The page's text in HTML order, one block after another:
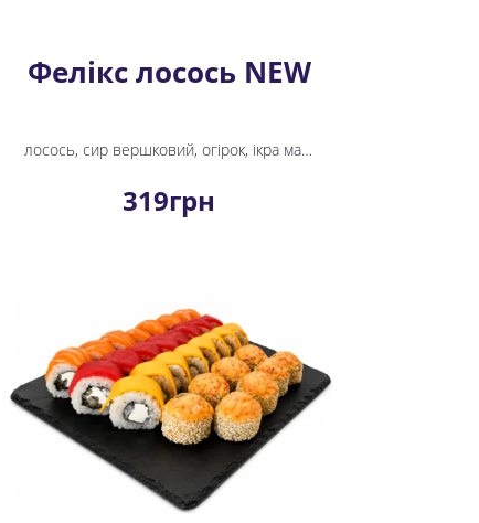
Фелікс лосось NEW
лосось, сир вершковий, огірок, ікра масаго, спайсі соус, рис, норі
319грн